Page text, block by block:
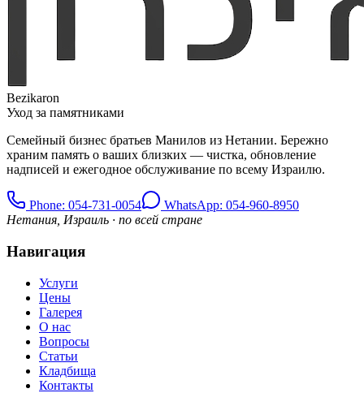
Bezikaron
Уход за памятниками
Семейный бизнес братьев Манилов из Нетании. Бережно
храним память о ваших близких — чистка, обновление
надписей и ежегодное обслуживание по всему Израилю.
Phone: 054-731-0054
WhatsApp: 054-960-8950
Нетания, Израиль · по всей стране
Навигация
Услуги
Цены
Галерея
О нас
Вопросы
Статьи
Кладбища
Контакты